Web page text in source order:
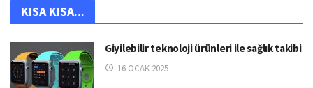
KISA KISA...
Giyilebilir teknoloji ürünleri ile sağlık takibi
16 OCAK 2025